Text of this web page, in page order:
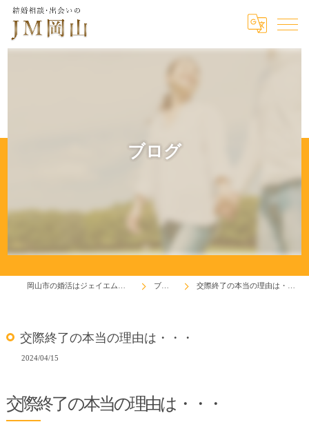
ブログ
ブログ 交際終了の本当の理由は・・・
交際終了の本当の理由は・・・
2024/04/15
交際終了の本当の理由は・・・